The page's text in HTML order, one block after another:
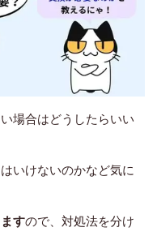
場合はどうしたらいい
いけないのかなど気に
すので、対処法を分け